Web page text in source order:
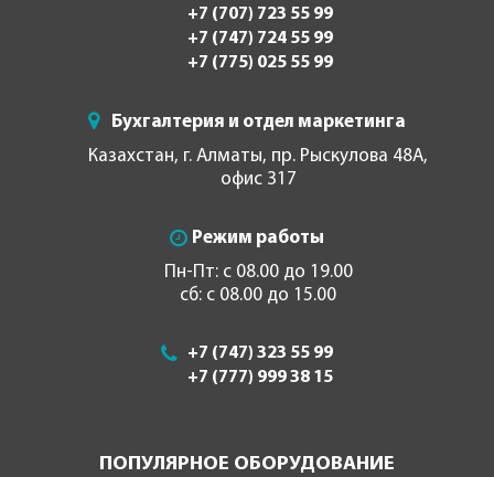
+7 (707) 723 55 99
+7 (747) 724 55 99
+7 (775) 025 55 99
Бухгалтерия и отдел маркетинга
Казахстан, г. Алматы, пр. Рыскулова 48А,
офис 317
Режим работы
Пн-Пт: с 08.00 до 19.00
сб: с 08.00 до 15.00
+7 (747) 323 55 99
+7 (777) 999 38 15
ПОПУЛЯРНОЕ ОБОРУДОВАНИЕ